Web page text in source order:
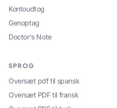
Kontoudtog
Genoptag
Doctor's Note
SPROG
Oversæt pdf til spansk
Oversæt PDF til fransk